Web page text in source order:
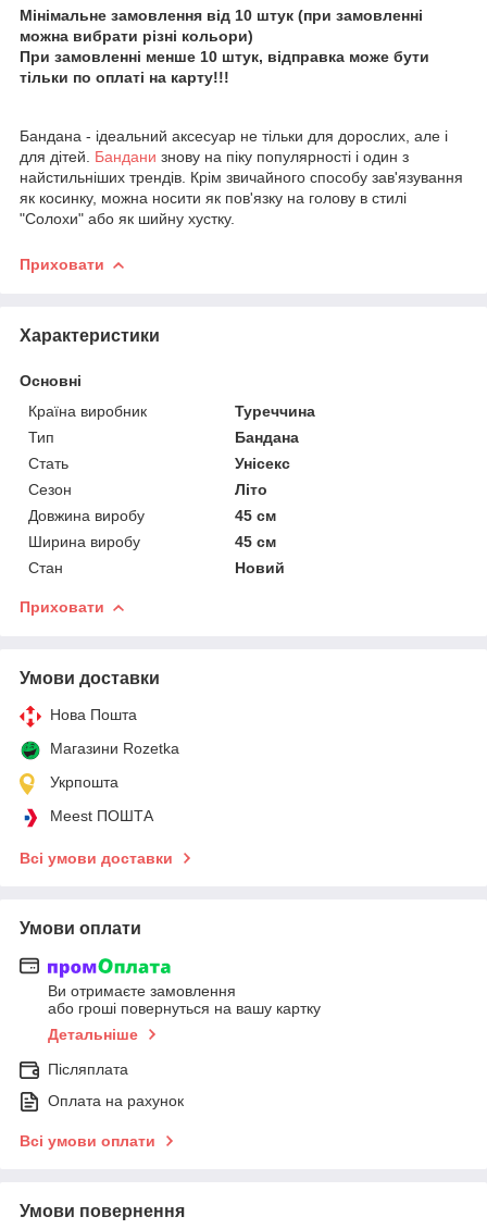
Мінімальне замовлення від 10 штук (при замовленні
можна вибрати різні кольори)
При замовленні менше 10 штук, відправка може бути
тільки по оплаті на карту!!!
Бандана - ідеальний аксесуар не тільки для дорослих, але і
для дітей. Бандани знову на піку популярності і один з
найстильніших трендів. Крім звичайного способу зав'язування
як косинку, можна носити як пов'язку на голову в стилі
"Солохи" або як шийну хустку.
Приховати
Характеристики
Основні
Країна виробник
Туреччина
Тип
Бандана
Стать
Унісекс
Сезон
Літо
Довжина виробу
45 см
Ширина виробу
45 см
Стан
Новий
Приховати
Умови доставки
Нова Пошта
Магазини Rozetka
Укрпошта
Meest ПОШТА
Всі умови доставки
Умови оплати
Ви отримаєте замовлення
або гроші повернуться на вашу картку
Детальніше
Післяплата
Оплата на рахунок
Всі умови оплати
Умови повернення